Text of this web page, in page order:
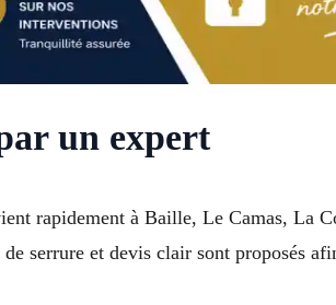
un expert
rapidement à Baille, Le Camas, La
serrure et devis clair sont proposés